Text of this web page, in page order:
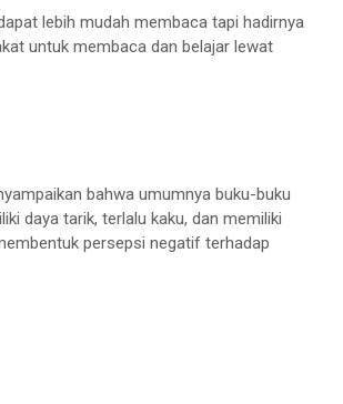
lebih mudah membaca tapi hadirnya
untuk membaca dan belajar lewat
bahwa umumnya buku-buku
daya tarik, terlalu kaku, dan memiliki
persepsi negatif terhadap